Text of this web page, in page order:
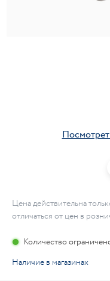
Цена действительна
отличаться от цен в
Количество
Наличие в магазинах